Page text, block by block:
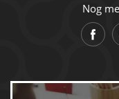
Nog